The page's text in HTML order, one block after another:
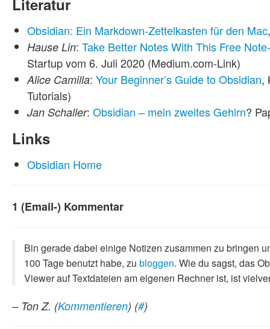
Literatur
Obsidian: Ein Markdown-Zettelkasten für den Mac
Hause Lin: Take Better Notes With This Free
Startup vom 6. Juli 2020 (Medium.com-Link)
Alice Camilla: Your Beginner’s Guide to Obsidian,
Tutorials)
Jan Schaller: Obsidian – mein zweites Gehirn?
Links
Obsidian Home
1 (Email-) Kommentar
Bin gerade dabei einige Notizen zusammen zu bringen
100 Tage benutzt habe, zu bloggen. Wie du sagst, das
Viewer auf Textdateien am eigenen Rechner ist, ist
– Ton Z. (Kommentieren) (#)